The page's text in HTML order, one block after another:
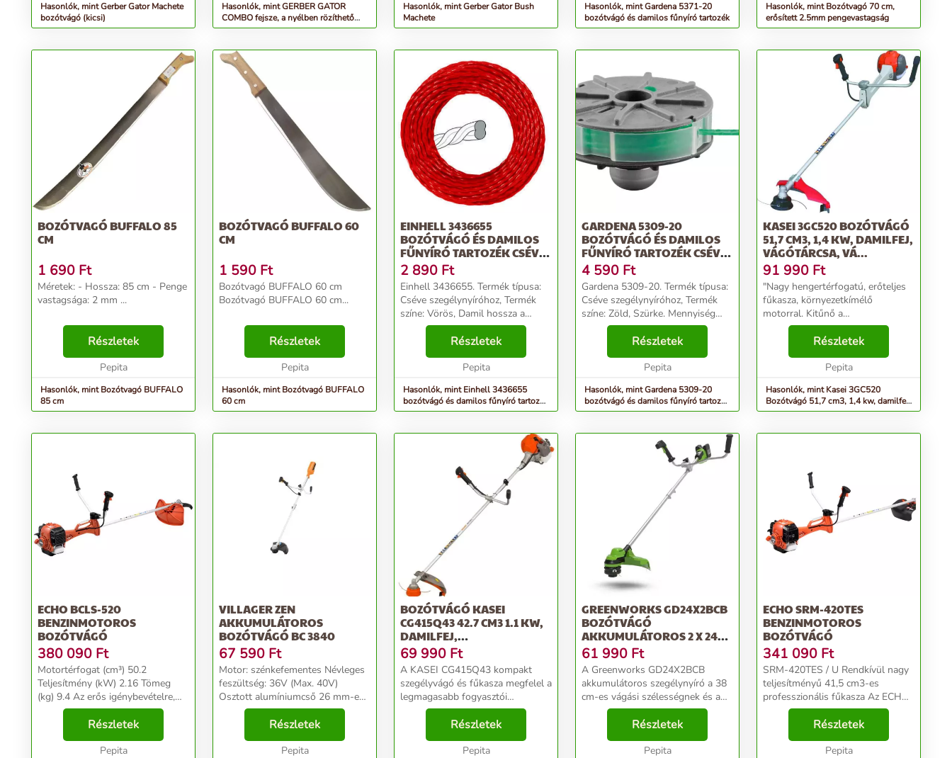
Hasonlók, mint Gerber Gator Machete
bozótvágó (kicsi)
Hasonlók, mint GERBER GATOR
COMBO fejsze, a nyélben rözíthető
késsel
Hasonlók, mint Gerber Gator Bush
Machete
Hasonlók, mint Gardena 5371-20
bozótvágó és damilos fűnyíró tartozék
Hasonlók, mint Bozótvagó 70 cm,
erősített 2.5mm pengevastagság
BOZÓTVAGÓ BUFFALO 85
CM
1 690 Ft
Méretek: - Hossza: 85 cm - Penge
vastagsága: 2 mm ...
Részletek
Pepita
Hasonlók, mint Bozótvagó BUFFALO
85 cm
BOZÓTVAGÓ BUFFALO 60
CM
1 590 Ft
Bozótvagó BUFFALO 60 cm
Bozótvagó BUFFALO 60 cm...
Részletek
Pepita
Hasonlók, mint Bozótvagó BUFFALO
60 cm
EINHELL 3436655
BOZÓTVÁGÓ ÉS DAMILOS
FŰNYÍRÓ TARTOZÉK CSÉVE
SZEGÉ...
2 890 Ft
Einhell 3436655. Termék típusa:
Cséve szegélynyíróhoz, Termék
színe: Vörös, Damil hossza a
termék leszállításakor: 2,4 M.
Mennyiség csomagonként: 1 dB...
Részletek
Pepita
Hasonlók, mint Einhell 3436655
bozótvágó és damilos fűnyíró tartozék
Cséve szegé...
GARDENA 5309-20
BOZÓTVÁGÓ ÉS DAMILOS
FŰNYÍRÓ TARTOZÉK CSÉVE
SZEGÉ...
4 590 Ft
Gardena 5309-20. Termék típusa:
Cséve szegélynyíróhoz, Termék
színe: Zöld, Szürke. Mennyiség
csomagonként: 1 dB, Csomagolás
mélysége: 140 mm, Csomagolás
szélessége: 108 mm. Tömeg: 63
Részletek
Pepita
Hasonlók, mint Gardena 5309-20
bozótvágó és damilos fűnyíró tartozék
Cséve szegé...
KASEI 3GC520 BOZÓTVÁGÓ
51,7 CM3, 1,4 KW, DAMILFEJ,
VÁGÓTÁRCSA, VÁ...
91 990 Ft
"Nagy hengertérfogatú, erőteljes
fűkasza, környezetkímélő
motorral. Kitűnő a
rezgéscsillapítás. Ideális háztartási
használatra, akár nagyobb
területek gazmentesítésére is,
kitűnően használható. Kedvez...
Részletek
Pepita
Hasonlók, mint Kasei 3GC520
Bozótvágó 51,7 cm3, 1,4 kw, damilfej,
vágótárcsa, vá...
ECHO BCLS-520
BENZINMOTOROS
BOZÓTVÁGÓ
380 090 Ft
Motortérfogat (cm³) 50.2
Teljesítmény (kW) 2.16 Tömeg
(kg) 9.4 Az erős igénybevételre,
minden napos használatra
készült benzinmotoros
bozótvágó, erős 50,2 cm3-es
motorral, nagy nagy nyomatékkal,
Részletek
Pepita
VILLAGER ZEN
AKKUMULÁTOROS
BOZÓTVÁGÓ BC 3840
67 590 Ft
Motor: szénkefementes Névleges
feszültség: 36V (Max. 40V)
Osztott alumíniumcső 26 mm-es
átmérővel Damilfej:
Tecomec,tap&go Vágás: 380mm
Javasolt damil átmérője: 2mm
Vágási sebesség (max.) 5500/min
Részletek
Pepita
BOZÓTVÁGÓ KASEI
CG415Q43 42.7 CM3 1.1 KW,
DAMILFEJ,
VÁLLHEVEDER,...
69 990 Ft
A KASEI CG415Q43 kompakt
szegélyvágó és fűkasza megfelel a
legmagasabb fogyasztói
elvárásoknak. Díszkertek extenzív
gyepfelületeinek vágására vagy a
kerekes gépek mellé kiegészítő
szegélyvágásra is al...
Részletek
Pepita
GREENWORKS GD24X2BCB
BOZÓTVÁGÓ
AKKUMULÁTOROS 2 X 24V
AKKU ÉS TÖLT...
61 990 Ft
A Greenworks GD24X2BCB
akkumulátoros szegélynyíró a 38
cm-es vágási szélességnek és a
kerékpáros fogantyúnak
köszönhetően tökéletesen
alkalmas kis és közepes nagyságú
kertekhez. Az áramellátás egy fej...
Részletek
Pepita
ECHO SRM-420TES
BENZINMOTOROS
BOZÓTVÁGÓ
341 090 Ft
SRM-420TES / U Rendkívül nagy
teljesítményű 41,5 cm3-es
professzionális fűkasza Az ECHO
SRM-420TES/ U erőteljes 41,5
cm³ professzionális, könnyen
indítható motorral és nagy
teljesítményű légszűr...
Részletek
Pepita